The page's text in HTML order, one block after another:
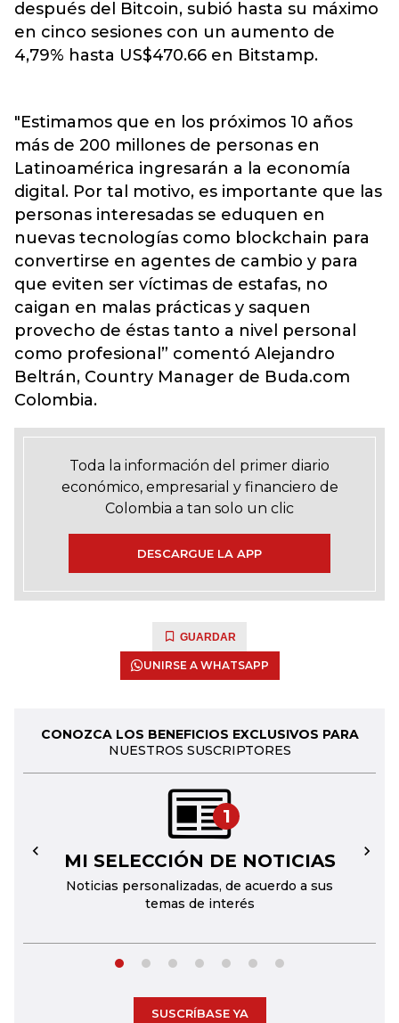
después del Bitcoin, subió hasta su máximo
en cinco sesiones con un aumento de
4,79% hasta US$470.66 en Bitstamp.
"Estimamos que en los próximos 10 años
más de 200 millones de personas en
Latinoamérica ingresarán a la economía
digital. Por tal motivo, es importante que las
personas interesadas se eduquen en
nuevas tecnologías como blockchain para
convertirse en agentes de cambio y para
que eviten ser víctimas de estafas, no
caigan en malas prácticas y saquen
provecho de éstas tanto a nivel personal
como profesional” comentó Alejandro
Beltrán, Country Manager de Buda.com
Colombia.
Toda la información del primer diario
económico, empresarial y financiero de
Colombia a tan solo un clic
DESCARGUE LA APP
GUARDAR
UNIRSE A WHATSAPP
CONOZCA LOS BENEFICIOS EXCLUSIVOS PARA
NUESTROS SUSCRIPTORES
1
MI SELECCIÓN DE NOTICIAS
Noticias personalizadas, de acuerdo a sus
temas de interés
← →
SUSCRÍBASE YA